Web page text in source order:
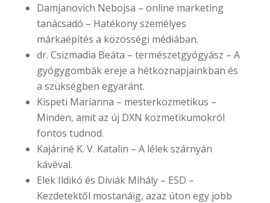
Damjanovich Nebojsa – online marketing
tanácsadó – Hatékony személyes
márkaépítés a közösségi médiában.
dr. Csizmadia Beáta – természetgyógyász – A
gyógygombák ereje a hétköznapjainkban és
a szükségben egyaránt.
Kispeti Marianna – mesterkozmetikus –
Minden, amit az új DXN kozmetikumokról
fontos tudnod.
Kajáriné K. V. Katalin – A lélek szárnyán
kávéval.
Elek Ildikó és Diviák Mihály – ESD –
Kezdetektől mostanáig, azaz úton egy jobb